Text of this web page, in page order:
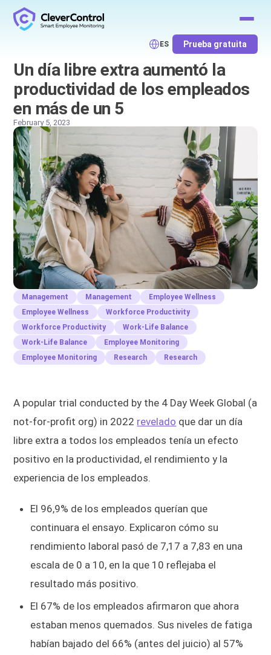
ES Prueba gratuita
Un día libre extra aumentó la
productividad de los empleados
en más de un 5
February 5, 2023
Management Management
Employee Wellness
Employee Wellness
Workforce Productivity
Workforce Productivity
Work-Life Balance
Work-Life Balance
Employee Monitoring
Employee Monitoring
Research Research
A popular trial conducted by the 4 Day Week Global (a
not-for-profit org) in 2022 revelado que dar un día
libre extra a todos los empleados tenía un efecto
positivo en la productividad, el rendimiento y la
experiencia de los empleados.
El 96,9% de los empleados querían que
continuara el ensayo. Explicaron cómo su
rendimiento laboral pasó de 7,17 a 7,83 en una
escala de 0 a 10, en la que 10 reflejaba el
resultado más positivo.
El 67% de los empleados afirmaron que ahora
estaban menos quemados. Sus niveles de fatiga
habían bajado del 66% (antes del juicio) al 57%